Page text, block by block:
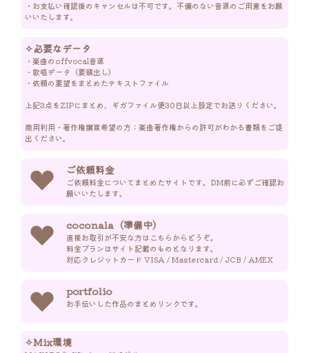
・お支払い確認後のキャンセルは不可です。不備のない音源のご用意をお願
いいたします。
✧必要なデータ
・楽曲のoffvocal音源
・歌唱データ（要頭出し）
・依頼の要望をまとめたテキストファイル
上記3点をZIPにまとめ、ギガファイル便30日以上設定でお送りください。
商用利用・著作権譲渡希望の方：楽曲著作権からの許可がわかる書類をご提
出ください。
ご依頼料金
ご依頼料金についてまとめたサイトです。DM前に必ずご確認お
願いいたします。
coconala（準備中）
直接お取引が不安な方はこちらからどうぞ。
料金プランはサイト記載のものとなります。
対応クレジットカード VISA / Mastercard / JCB / AMEX
portfolio
お手伝いした作品のまとめリンクです。
✧Mix環境